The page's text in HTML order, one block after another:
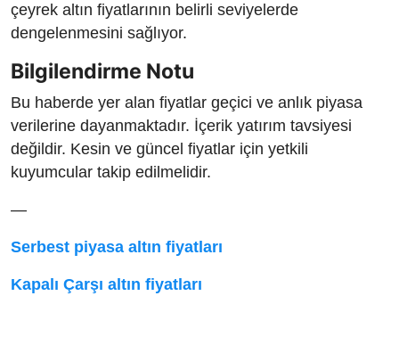
çeyrek altın fiyatlarının belirli seviyelerde
dengelenmesini sağlıyor.
Bilgilendirme Notu
Bu haberde yer alan fiyatlar geçici ve anlık piyasa
verilerine dayanmaktadır. İçerik yatırım tavsiyesi
değildir. Kesin ve güncel fiyatlar için yetkili
kuyumcular takip edilmelidir.
—
Serbest piyasa altın fiyatları
Kapalı Çarşı altın fiyatları